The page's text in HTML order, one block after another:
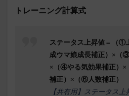
トレーニング計算式
ステータス上昇値＝ （①
成ウマ娘成長補正） × （
× （④やる気効果補正） ×
補正） × （⑥人数補正）
【共有用】ステータス